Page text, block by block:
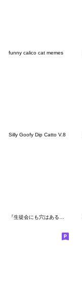
funny calico cat memes
Silly Goofy Dip Catto V.8